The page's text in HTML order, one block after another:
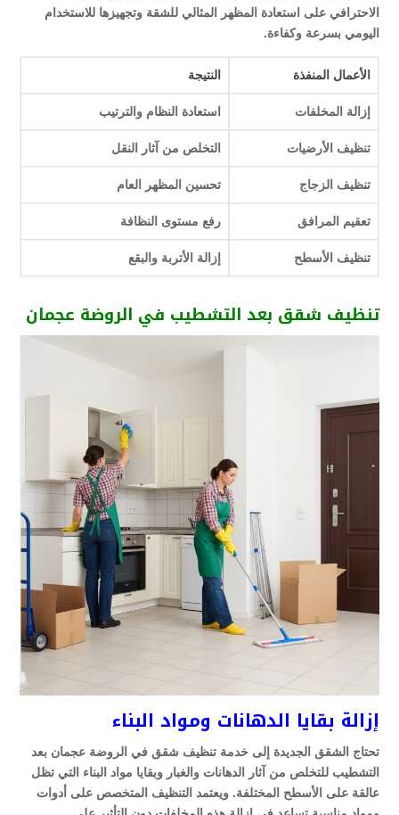
الاحترافي على استعادة المظهر المثالي للشقة وتجهيزها للاستخدام
اليومي بسرعة وكفاءة.
الأعمال المنفذة النتيجة
إزالة المخلفات استعادة النظام والترتيب
تنظيف الأرضيات التخلص من آثار النقل
تنظيف الزجاج تحسين المظهر العام
تعقيم المرافق رفع مستوى النظافة
تنظيف الأسطح إزالة الأتربة والبقع
تنظيف شقق بعد التشطيب في الروضة عجمان
إزالة بقايا الدهانات ومواد البناء
تحتاج الشقق الجديدة إلى خدمة تنظيف شقق في الروضة عجمان بعد
التشطيب للتخلص من آثار الدهانات والغبار وبقايا مواد البناء التي تظل
عالقة على الأسطح المختلفة. ويعتمد التنظيف المتخصص على أدوات